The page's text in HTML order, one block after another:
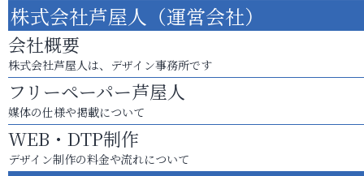
株式会社芦屋人（運営会社）
会社概要
株式会社芦屋人は、デザイン事務所です
フリーペーパー芦屋人
媒体の仕様や掲載について
WEB・DTP制作
デザイン制作の料金や流れについて